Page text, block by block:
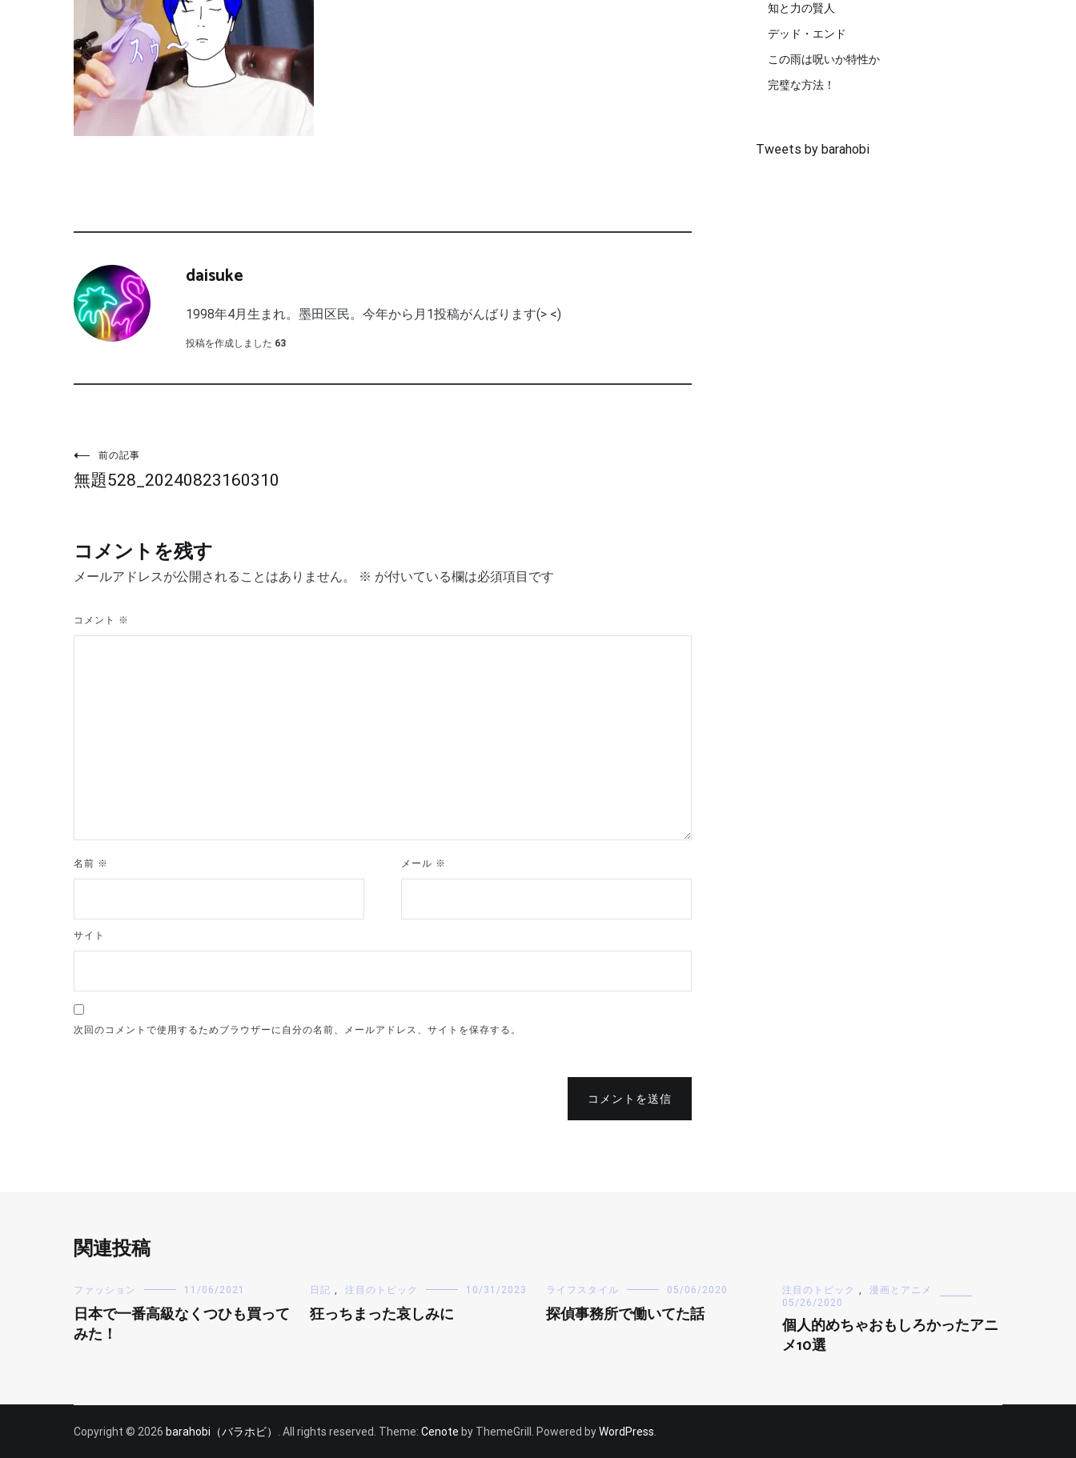
daisuke
1998年4月生まれ。墨田区民。今年から月1投稿がんばります(> <)
投稿を作成しました 63
投
ナ
ビ
ゲ
前の記事
無題528_20240823160310
コメントを残す
メールアドレスが公開されることはありません。 ※ が付いている欄は必須項目です
コメント ※
名前 ※ メール ※
サイト
次回のコメントで使用するためブラウザーに自分の名前、メールアドレス、サイトを保存する。
コメントを送信
知と力の賢人
デッド・エンド
この雨は呪いか特性か
完璧な方法！
Tweets by barahobi
関連投稿
ファッション 11/06/2021
日本で一番高級なくつひも買って
みた！
日記 注目のトピック 10/31/2023
狂っちまった哀しみに
ライフスタイル 05/06/2020
探偵事務所で働いてた話
注目のトピック
漫画とアニメ
05/26/2020
個人的めちゃおもしろかったアニ
メ10選
Copyright © 2026 barahobi（バラホビ） . All rights reserved. Theme: Cenote by ThemeGrill. Powered byWordPress